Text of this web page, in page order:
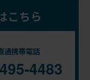
こちら
通携帯電話
4483